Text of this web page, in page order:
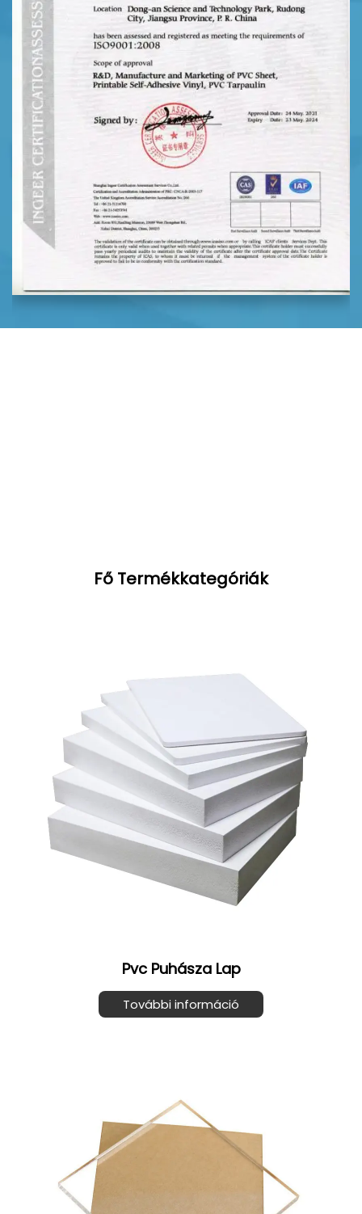
Fő Termékkategóriák
Pvc Puhásza Lap
További információ